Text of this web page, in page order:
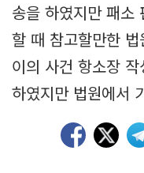
송을 하였지만 패소
할 때 참고할만한
이의 사건 항소장
하였지만 법원에서